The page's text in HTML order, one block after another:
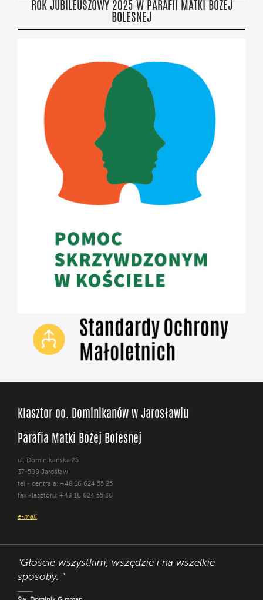
ROK JUBILEUSZOWY 2025 W PARAFII MATKI BOŻEJ
BOLESNEJ
Klasztor oo. Dominikanów w Jarosławiu
Parafia Matki Bożej Bolesnej
ul. Dominikańska 25
37-500 Jarosław
tel - centrala: +48 16 624 55 25
fax klasztoru: +48 16 624 55 36
e-mail
"Głoście wszystkim, wszędzie i na wszelkie
sposoby. "